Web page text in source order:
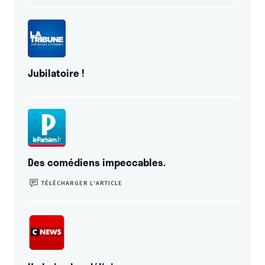
- 92250 LA GARENNE COLOMBES
Le 29/05/26 à 20:30
Jubilatoire !
Des comédiens impeccables.
TÉLÉCHARGER L’ARTICLE